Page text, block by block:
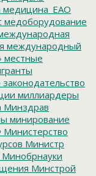
медицина_ЕАО
медоборудование
международный
местные
миллиардеры
Минздрав
минирование
Министерство
Министр
Минобрнауки
Минстрой